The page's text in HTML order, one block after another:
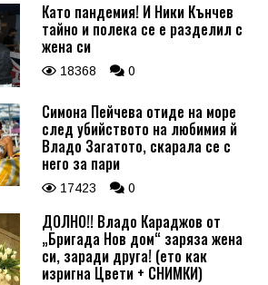
Като пандемия! И Ники Кънчев
тайно и полека се е разделил с
жена си
18368 0
Симона Пейчева отиде на море
след убийството на любимия й
Владо Загатото, скарала се с
него за пари
17423 0
ДОЛНО!! Владо Караджов от
„Бригада Нов дом“ заряза жена
си, заради друга! (ето как
изригна Цвети + СНИМКИ)